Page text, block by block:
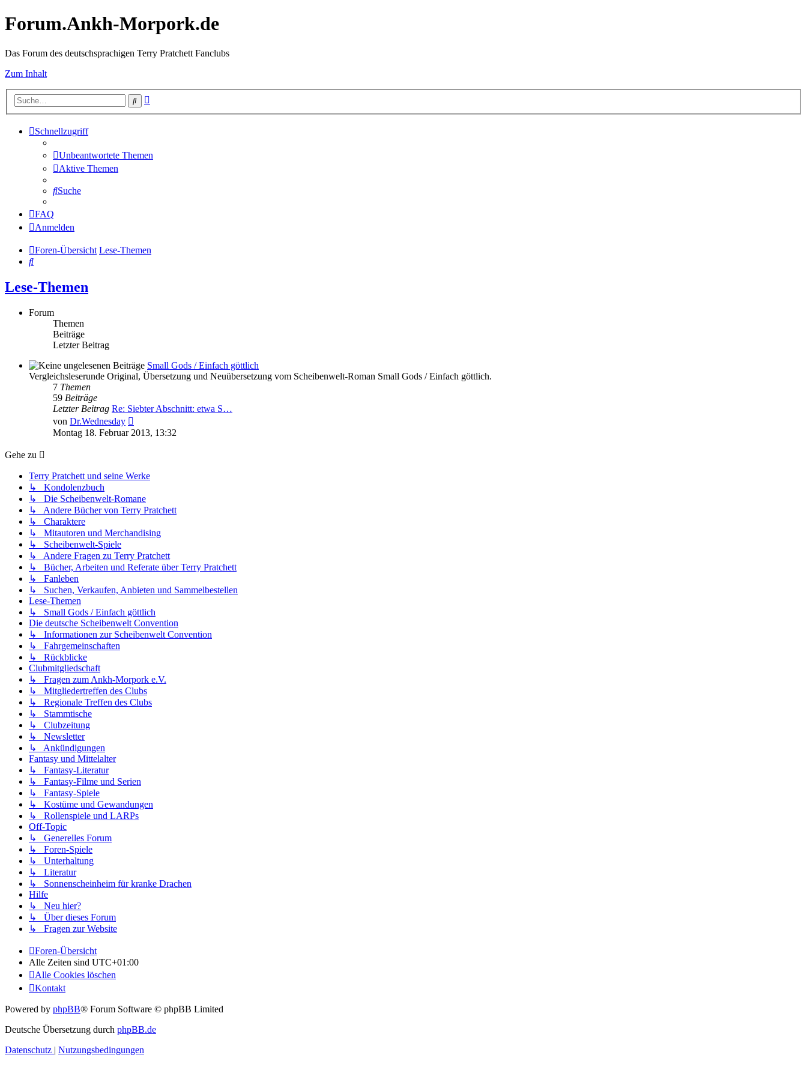
Forum.Ankh-Morpork.de
Das Forum des deutschsprachigen Terry Pratchett Fanclubs
Zum Inhalt
Suche
Schnellzugriff
Unbeantwortete Themen
Aktive Themen
Suche
FAQ
Anmelden
Foren-Übersicht Lese-Themen
Suche
Lese-Themen
Forum
Themen
Beiträge
Letzter Beitrag
Small Gods / Einfach göttlich
Vergleichsleserunde Original, Übersetzung und Neuübersetzung vom Scheibenwelt-Roman Small Gods / Einfach göttlich.
7 Themen
59 Beiträge
Letzter Beitrag Re: Siebter Abschnitt: etwa S…
von Dr.Wednesday
Beitrag
Montag 18. Februar 2013, 13:32
Gehe zu
Terry Pratchett und seine Werke
↳ Kondolenzbuch
↳ Die Scheibenwelt-Romane
↳ Andere Bücher von Terry Pratchett
↳ Charaktere
↳ Mitautoren und Merchandising
↳ Scheibenwelt-Spiele
↳ Andere Fragen zu Terry Pratchett
↳ Bücher, Arbeiten und Referate über Terry Pratchett
↳ Fanleben
↳ Suchen, Verkaufen, Anbieten und Sammelbestellen
Lese-Themen
↳ Small Gods / Einfach göttlich
Die deutsche Scheibenwelt Convention
↳ Informationen zur Scheibenwelt Convention
↳ Fahrgemeinschaften
↳ Rückblicke
Clubmitgliedschaft
↳ Fragen zum Ankh-Morpork e.V.
↳ Mitgliedertreffen des Clubs
↳ Regionale Treffen des Clubs
↳ Stammtische
↳ Clubzeitung
↳ Newsletter
↳ Ankündigungen
Fantasy und Mittelalter
↳ Fantasy-Literatur
↳ Fantasy-Filme und Serien
↳ Fantasy-Spiele
↳ Kostüme und Gewandungen
↳ Rollenspiele und LARPs
Off-Topic
↳ Generelles Forum
↳ Foren-Spiele
↳ Unterhaltung
↳ Literatur
↳ Sonnenscheinheim für kranke Drachen
Hilfe
↳ Neu hier?
↳ Über dieses Forum
↳ Fragen zur Website
Foren-Übersicht
Alle Zeiten sind UTC+01:00
Alle Cookies löschen
Kontakt
Powered by phpBB® Forum Software © phpBB Limited
Deutsche Übersetzung durch phpBB.de
Datenschutz | Nutzungsbedingungen